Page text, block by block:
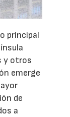
principal
y otros
emerge
de
a